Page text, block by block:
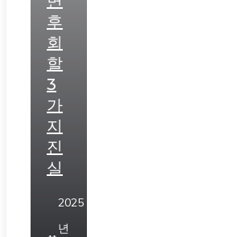
후
회
할
3
가
지
진
실
2025
년